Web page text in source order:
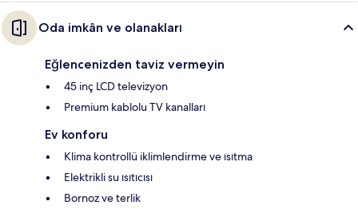
Oda imkân ve olanakları
Eğlencenizden taviz vermeyin
45 inç LCD televizyon
Premium kablolu TV kanalları
Ev konforu
Klima kontrollü iklimlendirme ve ısıtma
Elektrikli su ısıtıcısı
Bornoz ve terlik